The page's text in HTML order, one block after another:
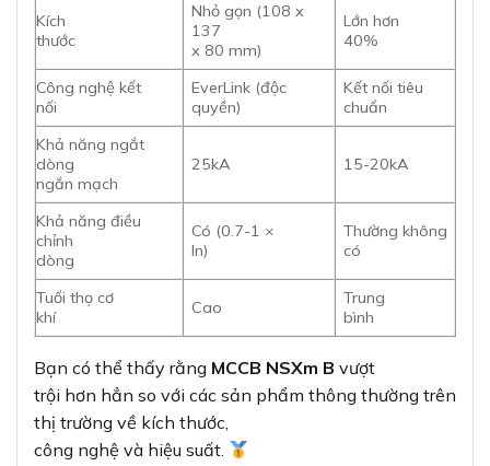
Kích
thước
Nhỏ gọn (108 x
137
x 80 mm)
Lớn hơn
40%
Công nghệ kết
nối
EverLink (độc
quyền)
Kết nối tiêu
chuẩn
Khả năng ngắt
dòng
ngắn mạch
25kA 15-20kA
Khả năng điều
chỉnh
dòng
Có (0.7-1 ×
In)
Thường không
có
Tuổi thọ cơ
khí
Cao
Trung
bình
Bạn có thể thấy rằng MCCB NSXm B vượt
trội hơn hẳn so với các sản phẩm thông thường trên
thị trường về kích thước,
công nghệ và hiệu suất.